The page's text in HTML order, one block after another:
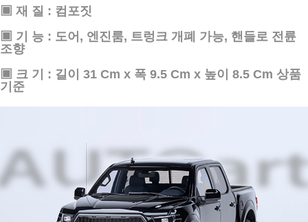
PAYCO 바로
▣ 재 질 : 컴포짓
▣ 기 능 : 도어, 엔진룸, 트렁크 개폐 가능, 핸들로 전륜
조향
▣ 크 기 : 길이 31 Cm x 폭 9.5 Cm x 높이 8.5 Cm 상품
기준